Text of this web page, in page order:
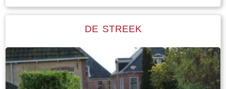
it sânde bern, Sjirk, fan belang. It
amtner skreaun as Jouwstra. Wybren
ondertekent de akte lykwols as Wybrens Sierks
Joustra. Ek sjogge wy yn de akte dat Wybren
DE STREEK